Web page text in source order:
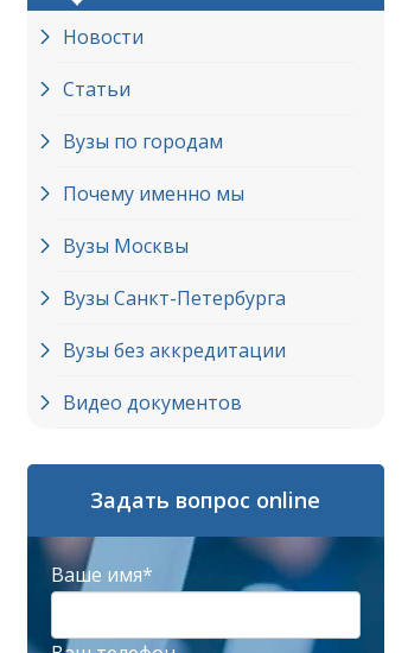
Новости
Статьи
Вузы по городам
Почему именно мы
Вузы Москвы
Вузы Cанкт-Петербурга
Вузы без аккредитации
Видео документов
Задать вопрос online
Ваше имя*